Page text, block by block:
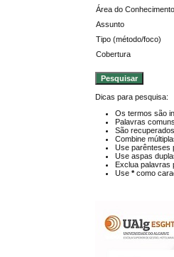
Área do Conhecimento
Assunto
Tipo (método/foco)
Cobertura
Dicas para pesquisa:
Os termos são
Palavras
São
Combine
Use parênteses
Use aspas
Exclua
Use*como